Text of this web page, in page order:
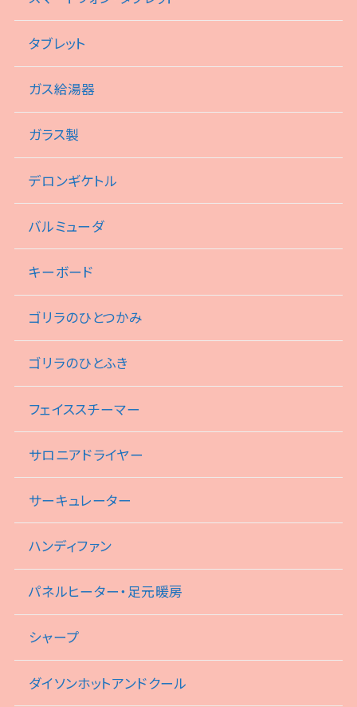
タブレット
ガス給湯器
ガラス製
デロンギケトル
バルミューダ
キーボード
ゴリラのひとつかみ
ゴリラのひとふき
フェイススチーマー
サロニアドライヤー
サーキュレーター
ハンディファン
パネルヒーター・足元暖房
シャープ
ダイソンホットアンドクール